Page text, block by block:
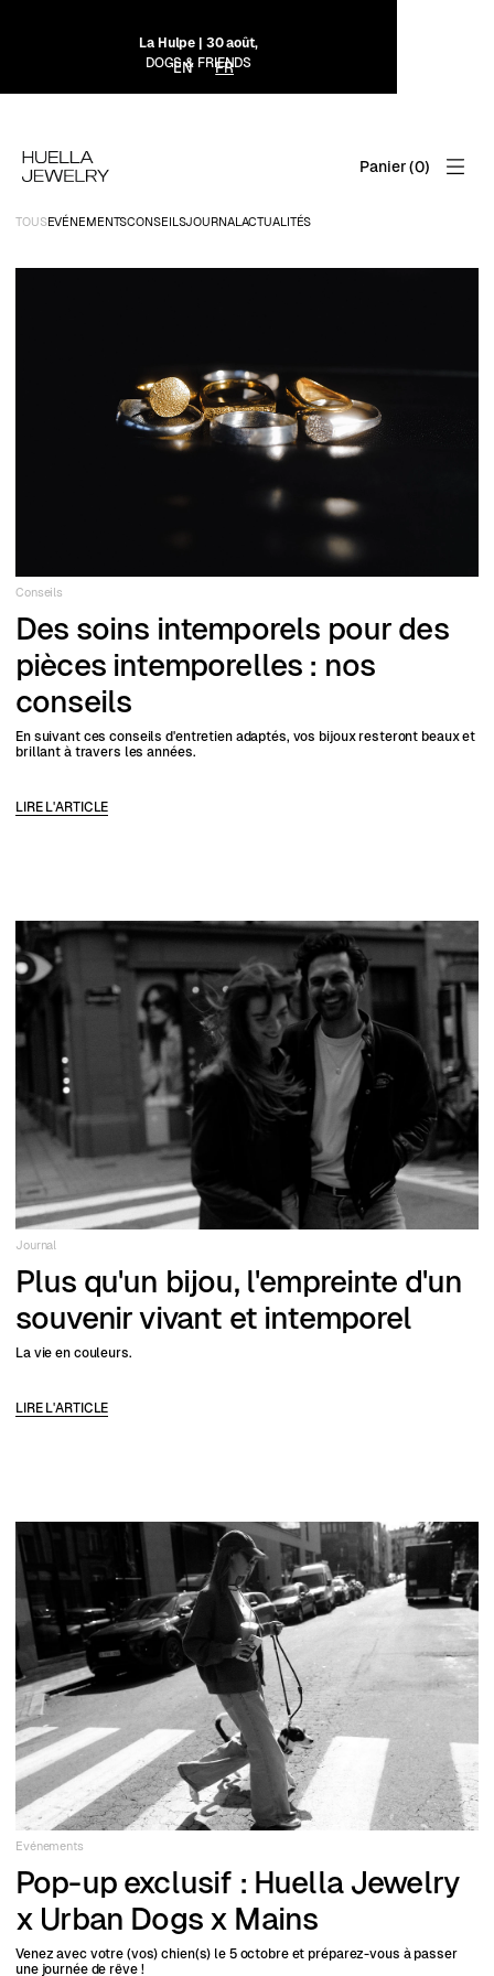
Panier (0)
TOUSEVÉNEMENTSCONSEILSJOURNAL ACTUALITÉS
Conseils
Des soins intemporels pour des
pièces intemporelles : nos
conseils
En suivant ces conseils d'entretien adaptés, vos bijoux resteront beaux et
brillant à travers les années.
LIRE L'ARTICLE
Journal
Plus qu'un bijou, l'empreinte d'un
souvenir vivant et intemporel
La vie en couleurs.
LIRE L'ARTICLE
Evénements
Pop-up exclusif : Huella Jewelry
x Urban Dogs x Mains
Venez avec votre (vos) chien(s) le 5 octobre et préparez-vous à passer
une journée de rêve !
La Hulpe | 30 août,
DOGS & FRIENDS
EN FR